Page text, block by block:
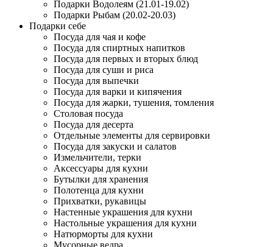
Подарки Водолеям (21.01-19.02)
Подарки Рыбам (20.02-20.03)
Подарки себе
Посуда для чая и кофе
Посуда для спиртных напитков
Посуда для первых и вторых блюд
Посуда для суши и риса
Посуда для выпечки
Посуда для варки и кипячения
Посуда для жарки, тушения, томления
Столовая посуда
Посуда для десерта
Отдельные элементы для сервировки
Посуда для закуски и салатов
Измельчители, терки
Аксессуары для кухни
Бутылки для хранения
Полотенца для кухни
Прихватки, рукавицы
Настенные украшения для кухни
Настольные украшения для кухни
Натюрморты для кухни
Мусорные ведра